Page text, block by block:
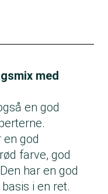
med
en god
en god
farve, god
har en god
i en ret.